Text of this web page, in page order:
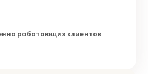
работающих клиентов